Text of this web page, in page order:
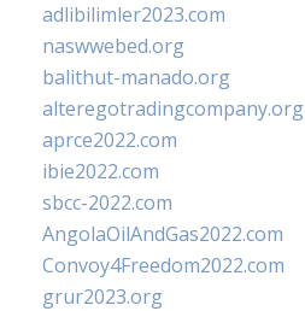
adlibilimler2023.com
naswwebed.org
balithut-manado.org
alteregotradingcompany.org
aprce2022.com
ibie2022.com
sbcc-2022.com
AngolaOilAndGas2022.com
Convoy4Freedom2022.com
grur2023.org